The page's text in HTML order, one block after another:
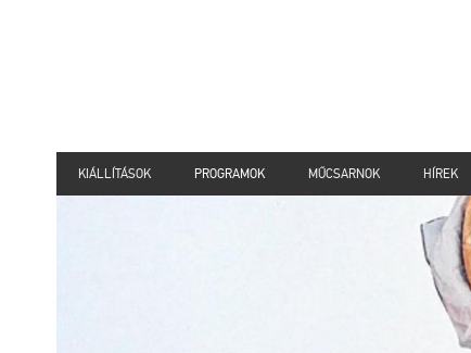
KIÁLLÍTÁSOK PROGRAMOK MŰCSARNOK HÍREK